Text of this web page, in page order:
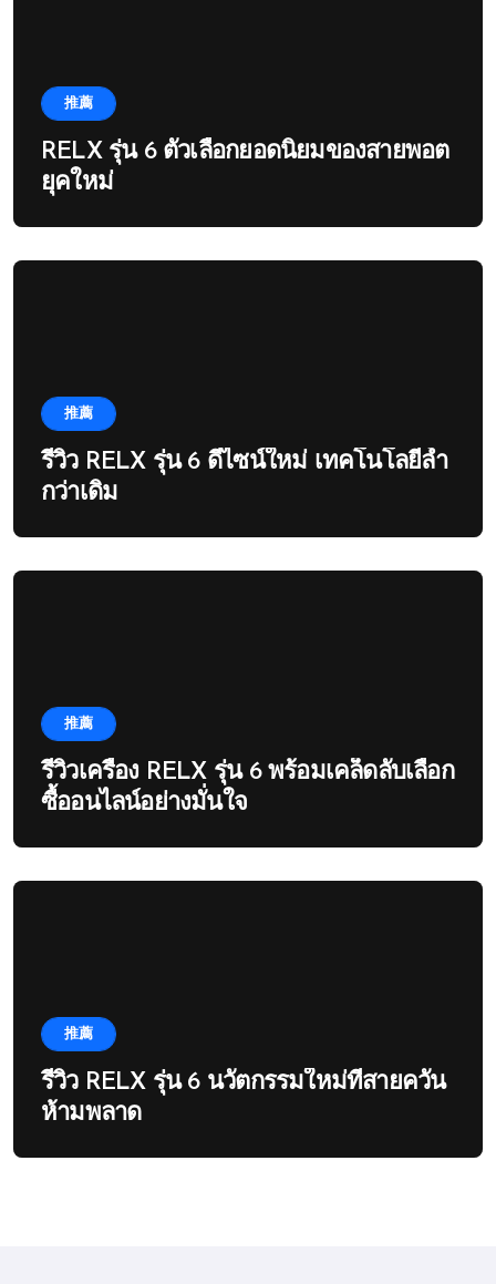
推薦
RELX รุ่น 6 ตัวเลือกยอดนิยมของสายพอต
ยุคใหม่
推薦
รีวิว RELX รุ่น 6 ดีไซน์ใหม่ เทคโนโลยีล้ำ
กว่าเดิม
推薦
รีวิวเครื่อง RELX รุ่น 6 พร้อมเคล็ดลับเลือก
ซื้ออนไลน์อย่างมั่นใจ
推薦
รีวิว RELX รุ่น 6 นวัตกรรมใหม่ที่สายควัน
ห้ามพลาด